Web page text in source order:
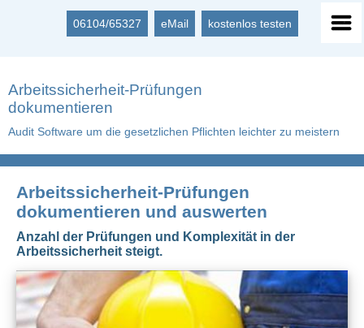
06104/65327 eMail kostenlos testen
Arbeitssicherheit-Prüfungen
dokumentieren
Audit Software um die gesetzlichen Pflichten leichter zu meistern
Arbeitssicherheit-Prüfungen
dokumentieren und auswerten
Anzahl der Prüfungen und Komplexität in der
Arbeitssicherheit steigt.